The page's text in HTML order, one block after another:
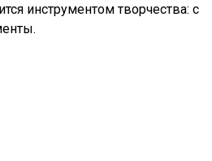
инструментом творчества: с